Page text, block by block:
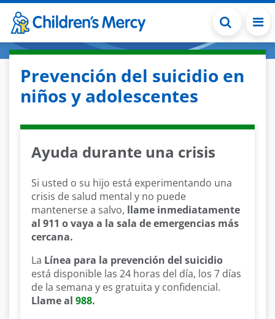
Skip to main content
Prevención del suicidio en
niños y adolescentes
Ayuda durante una crisis
Si usted o su hijo está experimentando una
crisis de salud mental y no puede
mantenerse a salvo, llame inmediatamente
al 911 o vaya a la sala de emergencias más
cercana.
La Línea para la prevención del suicidio
está disponible las 24 horas del día, los 7 días
de la semana y es gratuita y confidencial.
Llame al 988.